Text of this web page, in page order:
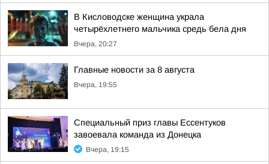
В Кисловодске женщина украла
четырёхлетнего мальчика средь бела дня
Вчера, 20:27
Главные новости за 8 августа
Вчера, 19:55
Специальный приз главы Ессентуков
завоевала команда из Донецка
Вчера, 19:15